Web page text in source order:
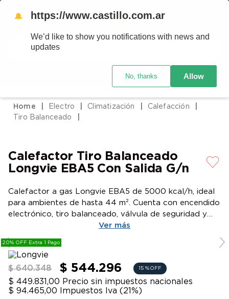
Buscar
Crédito Castillo
Electro Climatización
Calefacción
Tiro Balanceado
Calefactor Tiro Balanceado
Longvie EBA5 Con Salida G/n
Calefactor a gas Longvie EBA5 de 5000 kcal/h, ideal
para ambientes de hasta 44 m². Cuenta con encendido
electrónico, tiro balanceado, válvula de seguridad y
regulador de presión. Diseño elegante en color
tiza/grafito.
Ver más
20% OFF Extra 1 Pago
$ 640.348 $ 544.296 15 % OFF
$ 449.831,00 Precio sin impuestos nacionales
$ 94.465,00
Impuestos Iva (21%)
🔔 https://www.castillo.com.ar
We’d like to show you notifications with news and
updates
No, thanks Allow
2.
heladera
5.
cocina
7.
moto
8.
aire acondicionado
9.
bicicleta
10. sommier